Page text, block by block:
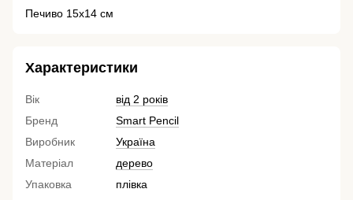
Печиво 15х14 см
Характеристики
Вік
від 2 років
Бренд
Smart Pencil
Виробник
Україна
Матеріал
дерево
Упаковка
плівка